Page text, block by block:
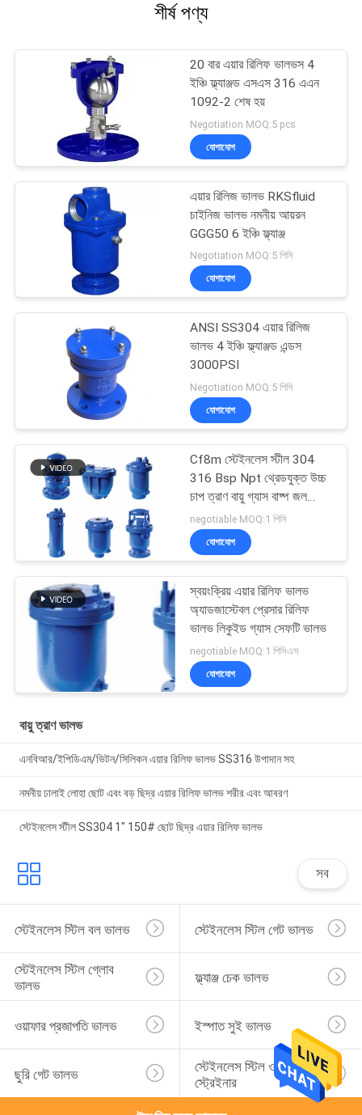
শীর্ষ পণ্য
20 বার এয়ার রিলিফ ভালভস 4
ইঞ্চি ফ্ল্যাঞ্জড এসএস 316 এএন
1092-2 শেষ হয়
Negotiation MOQ:5 pcs
যোগাযোগ
এয়ার রিলিজ ভালভ RKSfluid
চাইনিজ ভালভ নমনীয় আয়রন
GGG50 6 ইঞ্চি ফ্ল্যাঞ্জ
Negotiation MOQ:5 পিসি
যোগাযোগ
ANSI SS304 এয়ার রিলিজ
ভালভ 4 ইঞ্চি ফ্ল্যাঞ্জড এন্ডস
3000PSI
Negotiation MOQ:5 পিসি
যোগাযোগ
Cf8m স্টেইনলেস স্টীল 304
316 Bsp Npt থ্রেডযুক্ত উচ্চ
চাপ ত্রাণ বায়ু গ্যাস বাষ্প জল
নিরাপত্তা ভালভ
negotiable MOQ:1 পিসি
যোগাযোগ
স্বয়ংক্রিয় এয়ার রিলিফ ভালভ
অ্যাডজাস্টেবল প্রেসার রিলিফ
ভালভ লিকুইড গ্যাস সেফটি ভালভ
negotiable MOQ:1 পিসিএস
যোগাযোগ
বায়ু ত্রাণ ভালভ
এনবিআর/ইপিডিএম/ভিটন/সিলিকন এয়ার রিলিফ ভালভ SS316 উপাদান সহ
নমনীয় ঢালাই লোহা ছোট এবং বড় ছিদ্র এয়ার রিলিফ ভালভ শরীর এবং আবরণ
স্টেইনলেস স্টীল SS304 1" 150# ছোট ছিদ্র এয়ার রিলিফ ভালভ
সব
স্টেইনলেস স্টিল বল ভালভ স্টেইনলেস স্টিল গেট ভালভ
স্টেইনলেস স্টিল গ্লোব
ভালভ
ফ্ল্যাঞ্জ চেক ভালভ
ওয়াফার প্রজাপতি ভালভ ইস্পাত সুই ভালভ
ছুরি গেট ভালভ
স্টেইনলেস স্টিল ওয়াই
স্ট্রেইনার